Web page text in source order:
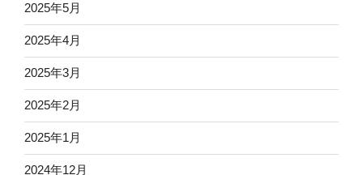
2025年5月
2025年4月
2025年3月
2025年2月
2025年1月
2024年12月